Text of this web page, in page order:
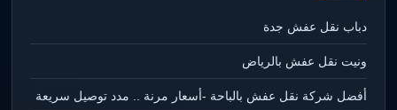
دباب نقل عفش جدة
ونيت نقل عفش بالرياض
أفضل شركة نقل عفش بالباحة -أسعار مرنة .. مدد توصيل سريعة